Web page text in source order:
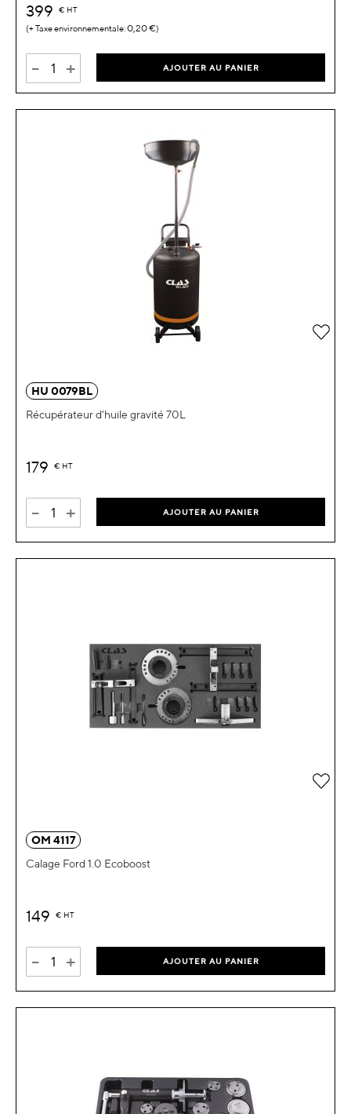
399 € HT
0,20 €
- + AJOUTER AU PANIER
HU 0079BL
Récupérateur d'huile gravité 70L
179 € HT
- + AJOUTER AU PANIER
OM 4117
Calage Ford 1.0 Ecoboost
149 € HT
- + AJOUTER AU PANIER